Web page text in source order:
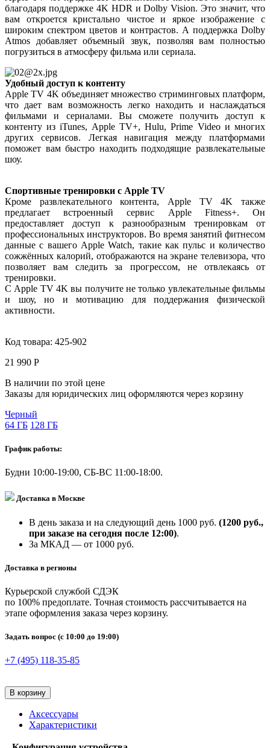
благодаря поддержке 4K HDR и Dolby Vision. Это значит, что
вам откроется кристально чистое и яркое изображение с
широким спектром цветов и контрастов. А поддержка Dolby
Atmos добавляет объемный звук, позволяя вам полностью
погрузиться в атмосферу фильма или сериала.
Удобный доступ к контенту
Apple TV 4K объединяет множество стриминговых платформ,
что дает вам возможность легко находить и наслаждаться
фильмами и сериалами. Вы сможете получить доступ к
контенту из iTunes, Apple TV+, Hulu, Prime Video и многих
других сервисов. Легкая навигация между платформами
поможет вам быстро находить подходящие развлекательные
шоу.
Спортивные тренировки с Apple TV
Кроме развлекательного контента, Apple TV 4K также
предлагает встроенный сервис Apple Fitness+. Он
предоставляет доступ к разнообразным тренировкам от
профессиональных инструкторов. Во время занятий фитнесом
данные с вашего Apple Watch, такие как пульс и количество
сожжённых калорий, отображаются на экране телевизора, что
позволяет вам следить за прогрессом, не отвлекаясь от
тренировки.
С Apple TV 4K вы получите не только увлекательные фильмы
и шоу, но и мотивацию для поддержания физической
активности.
Код товара: 425-902
21 990 Р
В наличии по этой цене
Заказы для юридических лиц оформляются через корзину
Черный
64 ГБ 128 ГБ
График работы:
Будни 10:00-19:00, СБ-ВС 11:00-18:00.
Доставка в Москве
В день заказа и на следующий день 1000 руб. (1200 руб.,
при заказе на сегодня после 12:00).
За МКАД — от 1000 руб.
Доставка в регионы
Курьерской службой СДЭК
по 100% предоплате. Точная стоимость рассчитывается на
этапе оформления заказа через корзину.
Задать вопрос (с 10:00 до 19:00)
+7 (495) 118-35-85
В корзину
Аксессуары
Характеристики